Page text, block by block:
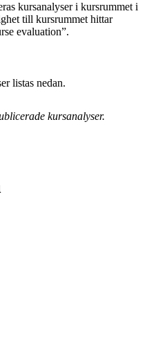
kursanalyser i kursrummet i
till kursrummet hittar
evaluation”.
listas nedan.
kursanalyser.